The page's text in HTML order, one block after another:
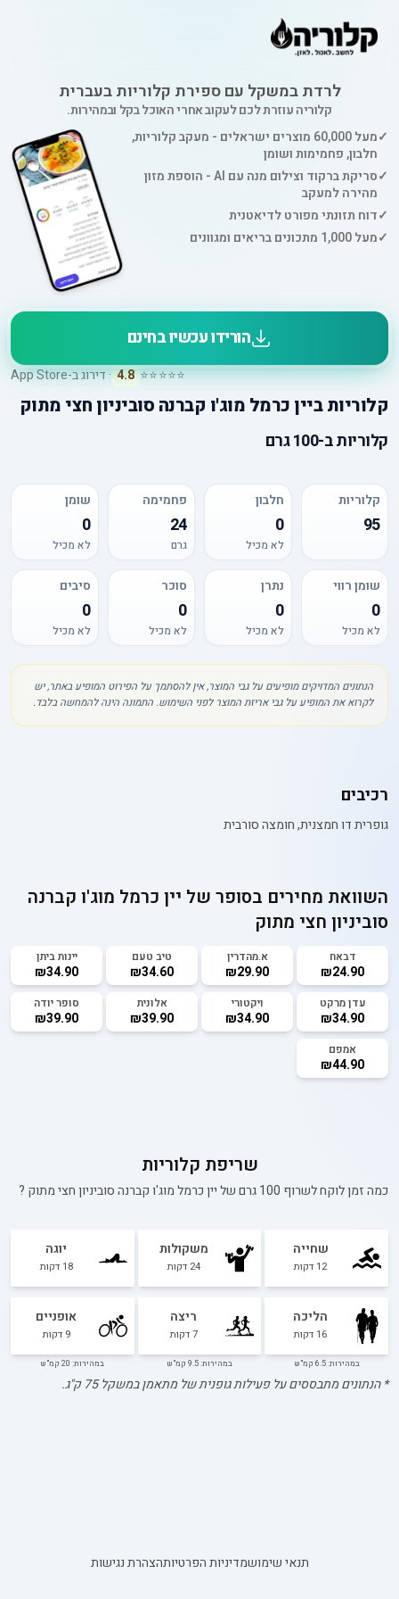
לרדת במשקל עם ספירת קלוריות בעברית
קלוריה עוזרת לכם לעקוב אחרי האוכל בקל ובמהירות.
✓
מעל 60,000 מוצרים ישראלים - מעקב קלוריות,
חלבון, פחמימות ושומן
✓
סריקת ברקוד וצילום מנה עם AI - הוספת מזון
מהירה למעקב
✓דוח תזונתי מפורט לדיאטנית
✓מעל 1,000 מתכונים בריאים ומגוונים
הורידו עכשיו בחינם
⭐⭐⭐⭐⭐
4.8 · דירוג ב-App Store
קלוריותביין כרמל מוג'ו קברנה סוביניון חצי מתוק
קלוריותב-100 גרם
קלוריות
95
חלבון
0
לא מכיל
פחמימה
24
גרם
שומן
0
לא מכיל
שומן רווי
0
לא מכיל
נתרן
0
לא מכיל
סוכר
0
לא מכיל
סיבים
0
לא מכיל
הנתונים המדויקים מופיעים על גבי המוצר, אין להסתמך על הפירוט המופיע באתר, יש
לקרוא את המופיע על גבי אריזת המוצר לפני השימוש. התמונה הינה להמחשה בלבד.
רכיבים
גופרית דו חמצנית, חומצה סורבית
השוואת מחירים בסופר של יין כרמל מוג'ו קברנה
סוביניון חצי מתוק
דבאח
₪24.90
א.מהדרין
₪29.90
טיב טעם
₪34.60
יינות ביתן
₪34.90
עדן מרקט
₪34.90
ויקטורי
₪34.90
אלונית
₪39.90
סופר יודה
₪39.90
אמפם
₪44.90
שריפת קלוריות
כמה זמן לוקח לשרוף 100 גרם של יין כרמל מוג'ו קברנה סוביניון חצי מתוק ?
שחייה
12 דקות
משקולות
24 דקות
יוגה
18 דקות
הליכה
16 דקות
במהירות: 6.5 קמ"ש
ריצה
7דקות
במהירות: 9.5 קמ"ש
אופניים
9 דקות
במהירות: 20 קמ"ש
* הנתונים מתבססים על פעילות גופנית של מתאמן במשקל75ק"ג.
תנאי שימושמדיניות הפרטיותהצהרת נגישות